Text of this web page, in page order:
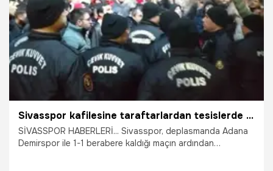
17.04.2026 Süper Lig
Sivasspor kafilesine taraftarlardan tesislerde protesto
SİVASSPOR HABERLERİ... Sivasspor, deplasmanda Adana
Demirspor ile 1-1 berabere kaldığı maçın ardından